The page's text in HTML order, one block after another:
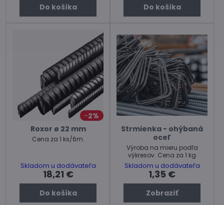
Do košíka Do košíka
2%
Roxor ø 22 mm
Cena za 1 ks/6m.
Skladom u dodávateľa
18,21 €
Do košíka
Strmienka - ohýbaná
oceľ
Výroba na mieru podľa
výkresov. Cena za 1 kg
Skladom u dodávateľa
1,35 €
Zobraziť